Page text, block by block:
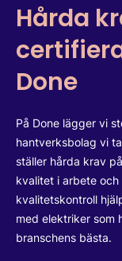
Hårda
Done
På Done lägger vi
hantverksbolag vi
ställer hårda krav
kvalitet i arbete
kvalitetskontroll
med elektriker som
branschens bästa.